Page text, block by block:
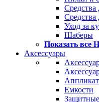
Средства
Уход за
Шаберы
Показать все
Аксессуары
Емкости